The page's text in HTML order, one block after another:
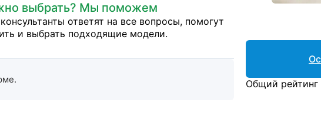
выбрать? Мы поможем
ответят на все вопросы, помогут
и выбрать подходящие модели.
Общий рейтинг